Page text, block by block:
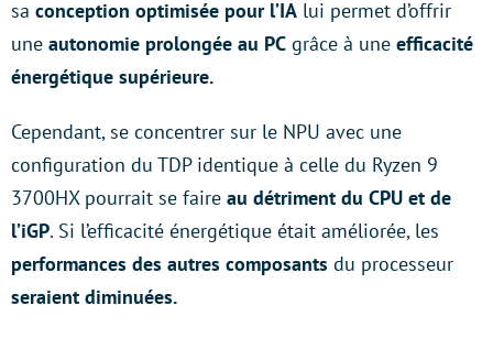
sa conception optimisée pour l’IA lui permet d’offrir
une autonomie prolongée au PC grâce à une efficacité
énergétique supérieure.
Cependant, se concentrer sur le NPU avec une
configuration du TDP identique à celle du Ryzen 9
3700HX pourrait se faire au détriment du CPU et de
l’iGP. Si l’efficacité énergétique était améliorée, les
performances des autres composants du processeur
seraient diminuées.